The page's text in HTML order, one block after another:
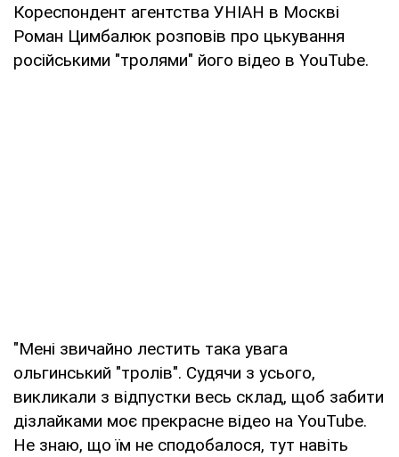
Кореспондент агентства УНІАН в Москві
Роман Цимбалюк розповів про цькування
російськими "тролями" його відео в YouTube.
"Мені звичайно лестить така увага
ольгинський "тролів". Судячи з усього,
викликали з відпустки весь склад, щоб забити
дізлайками моє прекрасне відео на YouTube.
Не знаю, що їм не сподобалося, тут навіть